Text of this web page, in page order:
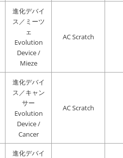
進化デバイ
ス／ミーツ
ェ
Evolution
Device /
Mieze
AC Scratch
進化デバイ
ス／キャン
サー
Evolution
Device /
Cancer
AC Scratch
進化デバイ